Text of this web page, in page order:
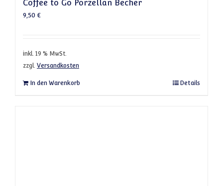
Coffee to Go Porzellan Becher
9,50 €
inkl. 19 % MwSt.
zzgl. Versandkosten
In den Warenkorb Details